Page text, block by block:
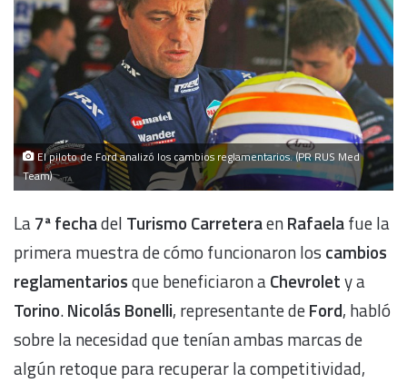
El piloto de Ford analizó los cambios reglamentarios. (PR RUS Med
Team)
La7ª fechadel Turismo CarreteraenRafaelafue la
primera muestra de cómo funcionaron los cambios
reglamentariosque beneficiaron aChevrolety a
Torino.Nicolás Bonelli, representante deFord, habló
sobre la necesidad que tenían ambas marcas de
algún retoque para recuperar la competitividad,